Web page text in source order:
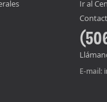
Ir al
E-mail: